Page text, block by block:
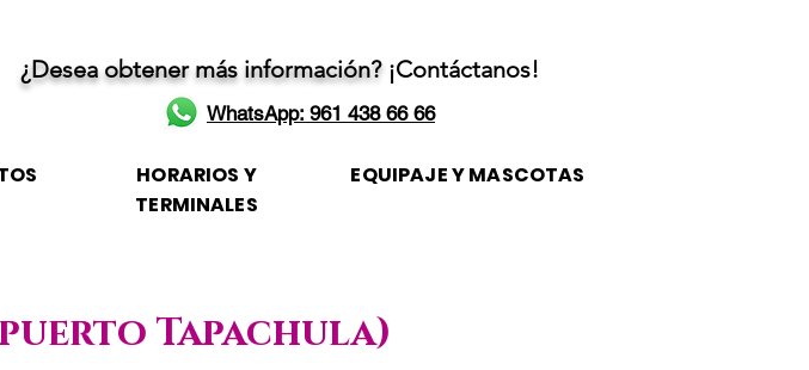
¿Desea obtener más información? ¡Contáctanos!
WhatsApp: 961 438 66 66
HORARIOS Y
TERMINALES
EQUIPAJE Y MASCOTAS
Tapachula)